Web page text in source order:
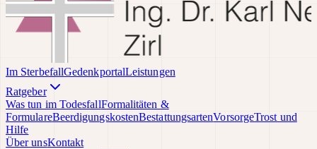
Im SterbefallGedenkportalLeistungen
Ratgeber
Was tun im TodesfallFormalitäten &
FormulareBeerdigungskostenBestattungsartenVorsorgeTrost und
Hilfe
Über unsKontakt